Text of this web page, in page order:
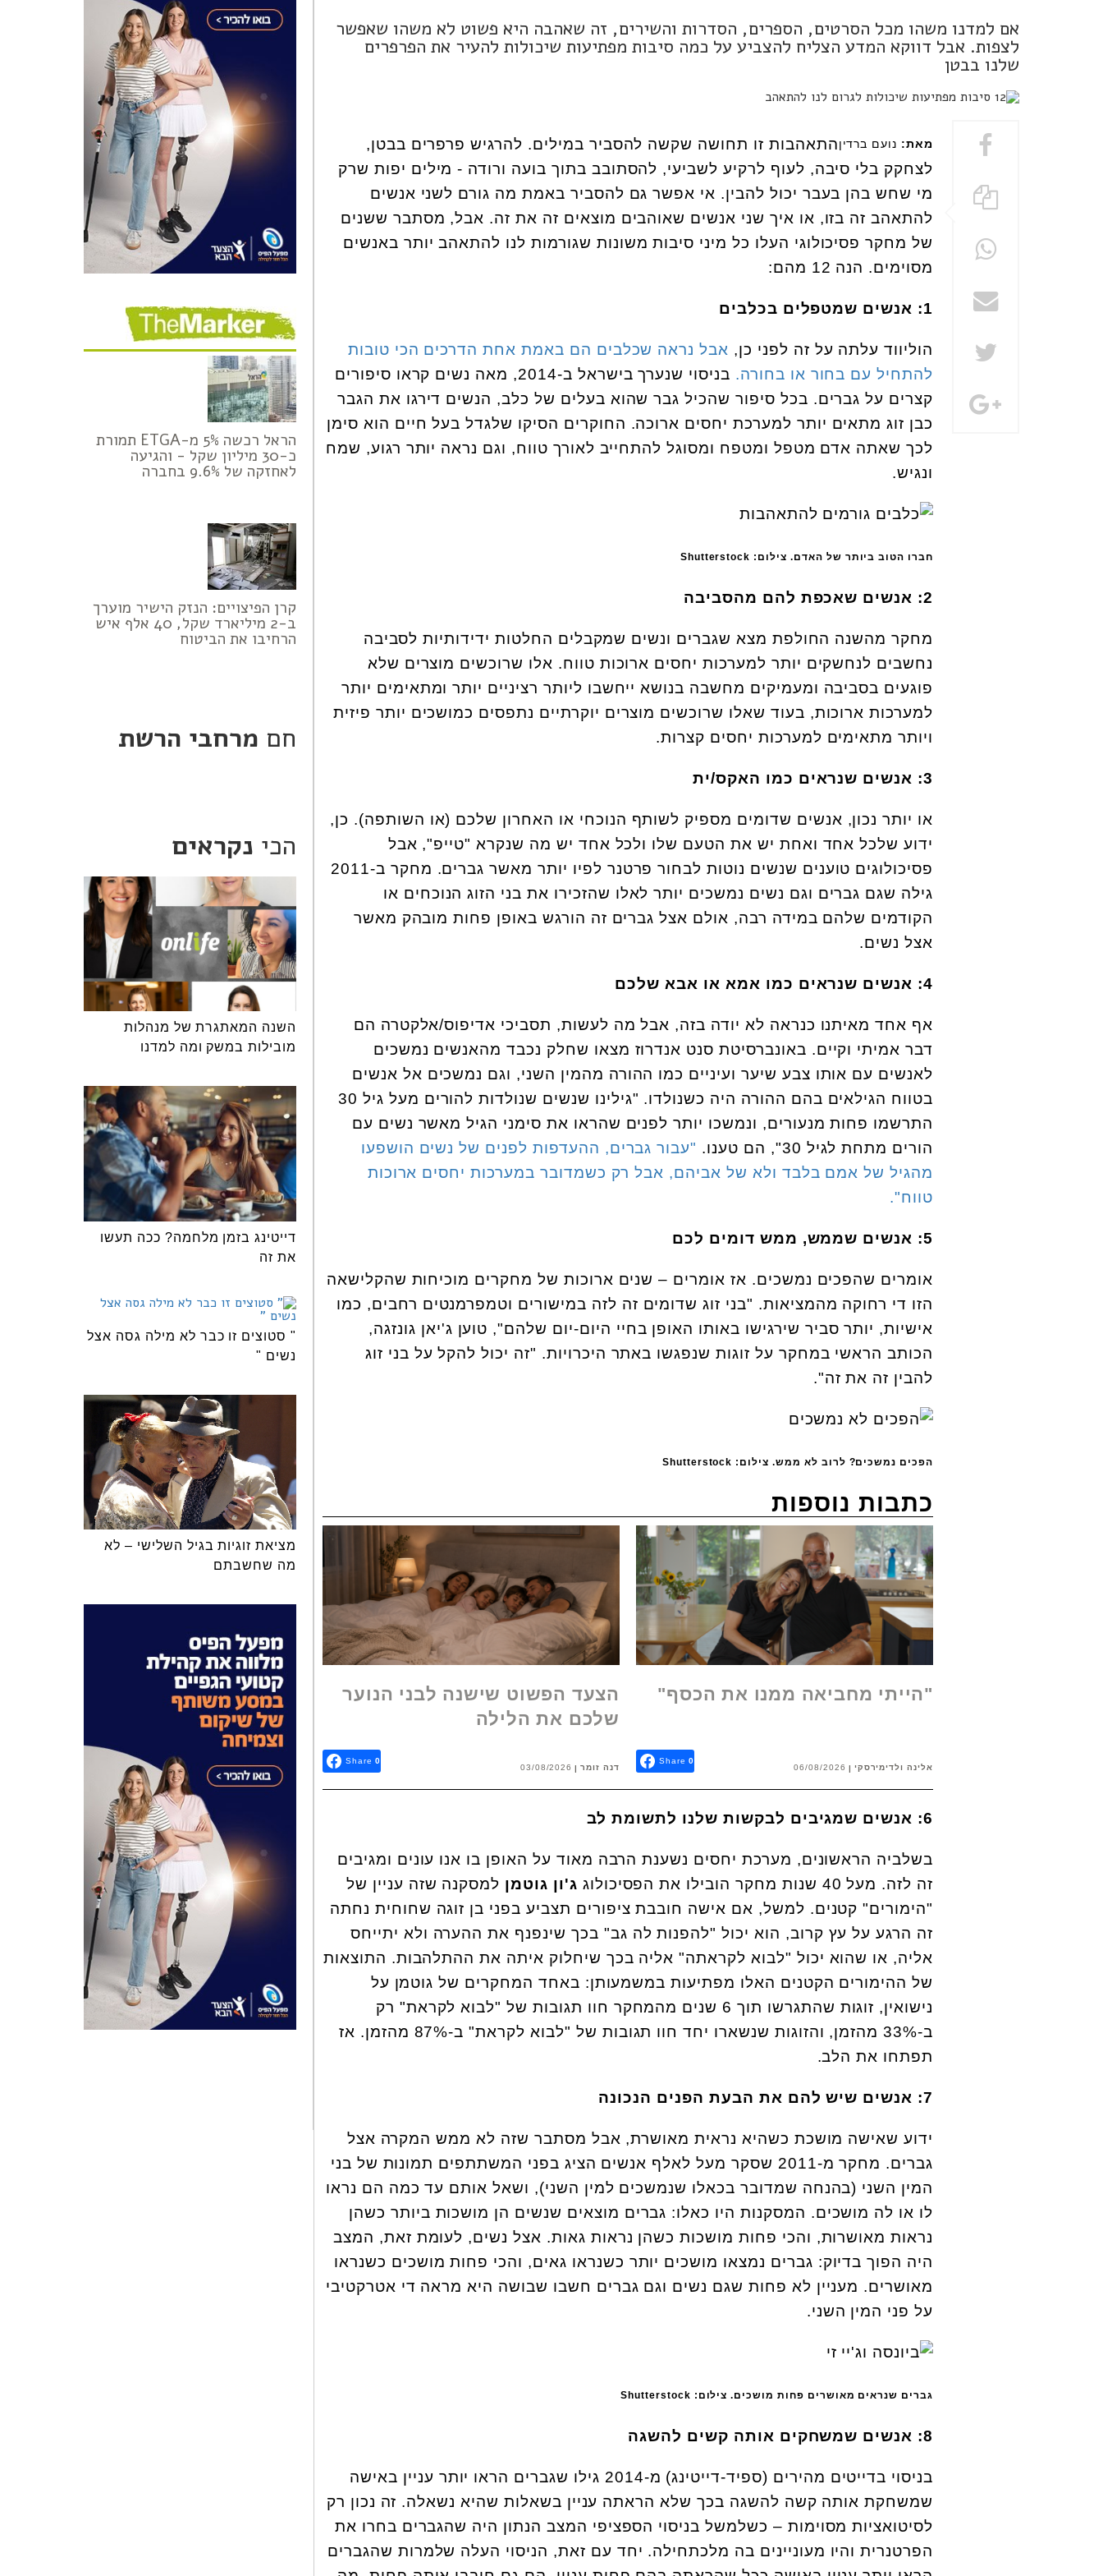
אם למדנו משהו מכל הסרטים, הספרים, הסדרות והשירים, זה שאהבה היא פשוט לא משהו שאפשר
לצפות. אבל דווקא המדע הצליח להצביע על כמה סיבות מפתיעות שיכולות להעיר את הפרפרים
שלנו בבטן
מאת: נועם ברדין התאהבות זו תחושה שקשה להסביר במילים. להרגיש פרפרים בבטן,
לצחקק בלי סיבה, לעוף לרקיע לשביעי, להסתובב בתוך בועה ורודה - מילים יפות שרק
מי שחש בהן בעבר יכול להבין. אי אפשר גם להסביר באמת מה גורם לשני אנשים
להתאהב זה בזו, או איך שני אנשים שאוהבים מוצאים זה את זה. אבל, מסתבר ששנים
של מחקר פסיכולוגי העלו כל מיני סיבות משונות שגורמות לנו להתאהב יותר באנשים
מסוימים. הנה 12 מהם:
1
: אנשים שמטפלים בכלבים
הוליווד עלתה על זה לפני כן, אבל נראה שכלבים הם באמת אחת הדרכים הכי טובות
להתחיל עם בחור או בחורה.
בניסוי שנערך בישראל ב-2014, מאה נשים קראו סיפורים
קצרים על גברים. בכל סיפור שהכיל גבר שהוא בעלים של כלב, הנשים דירגו את הגבר
כבן זוג מתאים יותר למערכת יחסים ארוכה. החוקרים הסיקו שלגדל בעל חיים הוא סימן
לכך שאתה אדם מטפל ומטפח ומסוגל להתחייב לאורך טווח, וגם נראה יותר רגוע, שמח
ונגיש.
חברו הטוב ביותר של האדם. צילום: Shutterstock
2: אנשים שאכפת להם מהסביבה
מחקר מהשנה החולפת מצא שגברים ונשים שמקבלים החלטות ידידותיות לסביבה
נחשבים לנחשקים יותר למערכות יחסים ארוכות טווח. אלו שרוכשים מוצרים שלא
פוגעים בסביבה ומעמיקים מחשבה בנושא ייחשבו ליותר רציניים יותר ומתאימים יותר
למערכות ארוכות, בעוד שאלו שרוכשים מוצרים יוקרתיים נתפסים כמושכים יותר פיזית
ויותר מתאימים למערכות יחסים קצרות.
3: אנשים שנראים כמו האקס/ית
או יותר נכון, אנשים שדומים מספיק לשותף הנוכחי או האחרון שלכם (או השותפה). כן,
ידוע שלכל אחד ואחת יש את הטעם שלו ולכל אחד יש מה שנקרא "טייפ", אבל
פסיכולוגים טוענים שנשים נוטות לבחור פרטנר לפיו יותר מאשר גברים. מחקר ב-2011
גילה שגם גברים וגם נשים נמשכים יותר לאלו שהזכירו את בני הזוג הנוכחים או
הקודמים שלהם במידה רבה, אולם אצל גברים זה הורגש באופן פחות מובהק מאשר
אצל נשים.
4: אנשים שנראים כמו אמא או אבא שלכם
אף אחד מאיתנו כנראה לא יודה בזה, אבל מה לעשות, תסביכי אדיפוס/אלקטרה הם
דבר אמיתי וקיים. באונברסיטת סנט אנדרוז מצאו שחלק נכבד מהאנשים נמשכים
לאנשים עם אותו צבע שיער ועיניים כמו ההורה מהמין השני, וגם נמשכים אל אנשים
בטווח הגילאים בהם ההורה היה כשנולדו. "גילינו שנשים שנולדות להורים מעל גיל 30
התרשמו פחות מנעורים, ונמשכו יותר לפנים שהראו את סימני הגיל מאשר נשים עם
הורים מתחת לגיל 30", הם טענו.
"עבור גברים, ההעדפות לפנים של נשים הושפעו
מהגיל של אמם בלבד ולא של אביהם, אבל רק כשמדובר במערכות יחסים ארוכות
טווח".
5: אנשים שממש, ממש דומים לכם
אומרים שהפכים נמשכים. אז אומרים – שנים ארוכות של מחקרים מוכיחות שהקלישאה
הזו די רחוקה מהמציאות. "בני זוג שדומים זה לזה במישורים וטמפרמנטים רחבים, כמו
אישיות, יותר סביר שירגישו באותו האופן בחיי היום-יום שלהם", טוען ג'יאן גונזגה,
הכותב הראשי במחקר על זוגות שנפגשו באתר היכרויות. "זה יכול להקל על בני זוג
להבין זה את זה".
הפכים נמשכים? לרוב לא ממש. צילום: Shutterstock
כתבות נוספות
"הייתי מחביאה ממנו את הכסף"
אלינה ולדימירסקי 06/08/2026
Share 0
הצעד הפשוט שישנה לבני הנוער
שלכם את הלילה
דנה זומר 03/08/2026
Share 0
6: אנשים שמגיבים לבקשות שלנו לתשומת לב
בשלביה הראשונים, מערכת יחסים נשענת הרבה מאוד על האופן בו אנו עונים ומגיבים
זה לזה. מעל 40 שנות מחקר הובילו את הפסיכולוג
ג'ון גוטמן למסקנה שזה עניין של
"הימורים" קטנים. למשל, אם אישה חובבת ציפורים תצביע בפני בן זוגה שחוחית נחתה
זה הרגע על עץ קרוב, הוא יכול "להפנות לה גב" בכך שינפנף את ההערה ולא יתייחס
אליה, או שהוא יכול "לבוא לקראתה" אליה בכך שיחלוק איתה את ההתלהבות. התוצאות
של ההימורים הקטנים האלו מפתיעות במשמעותן: באחד המחקרים של גוטמן על
נישואין, זוגות שהתגרשו תוך 6 שנים מהמחקר חוו תגובות של "לבוא לקראת" רק
ב-33% מהזמן, והזוגות שנשארו יחד חוו תגובות של "לבוא לקראת" ב-87% מהזמן. אז
תפתחו את הלב.
7: אנשים שיש להם את הבעת הפנים הנכונה
ידוע שאישה מושכת כשהיא נראית מאושרת, אבל מסתבר שזה לא ממש המקרה אצל
גברים. מחקר מ-2011 שסקר מעל לאלף אנשים הציג בפני המשתתפים תמונות של בני
המין השני (בהנחה שמדובר בכאלו שנמשכים למין השני), ושאל אותם עד כמה הם נראו
לו או לה מושכים. המסקנות היו כאלו: גברים מוצאים שנשים הן מושכות ביותר כשהן
נראות מאושרות, והכי פחות מושכות כשהן נראות גאות. אצל נשים, לעומת זאת, המצב
היה הפוך בדיוק: גברים נמצאו מושכים יותר כשנראו גאים, והכי פחות מושכים כשנראו
מאושרים. מעניין לא פחות שגם נשים וגם גברים חשבו שבושה היא מראה די אטרקטיבי
על פני המין השני.
גברים שנראים מאושרים פחות מושכים. צילום: Shutterstock
8: אנשים שמשחקים אותה קשים להשגה
בניסוי בדייטים מהירים (ספיד-דייטינג) מ-2014 גילו שגברים הראו יותר עניין באישה
שמשחקת אותה קשה להשגה בכך שלא הראתה עניין בשאלות שהיא נשאלה. זה נכון רק
לסיטואציות מסוימות – כשלמשל בניסוי הספציפי המצב הנתון היה שהגברים בחרו את
הפרטנרית והיו מעוניינים בה מלכתחילה. יחד עם זאת, הניסוי העלה שלמרות שהגברים
הראל רכשה 5% מ-ETGA תמורת
כ-30 מיליון שקל - והגיעה
לאחזקה של 9.6% בחברה
קרן הפיצויים: הנזק הישיר מוערך
ב-2 מיליארד שקל, 40 אלף איש
הרחיבו את הביטוח
חם מרחבי הרשת
הכי נקראים
השנה המאתגרת של מנהלות
מובילות במשק ומה למדנו
דייטינג בזמן מלחמה? ככה תעשו
את זה
" סטוצים זו כבר לא מילה גסה אצל
נשים "
מציאת זוגיות בגיל השלישי – לא
מה שחשבתם